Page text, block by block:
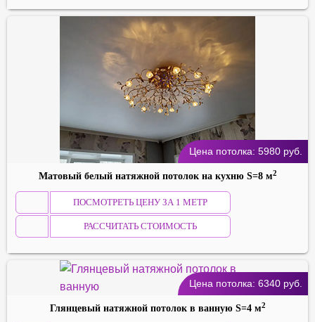
Цена потолка: 5980 руб.
Матовый белый натяжной потолок на кухню S=8 м2
ПОСМОТРЕТЬ ЦЕНУ ЗА 1 МЕТР
РАССЧИТАТЬ СТОИМОСТЬ
Цена потолка: 6340 руб.
Глянцевый натяжной потолок в ванную S=4 м2